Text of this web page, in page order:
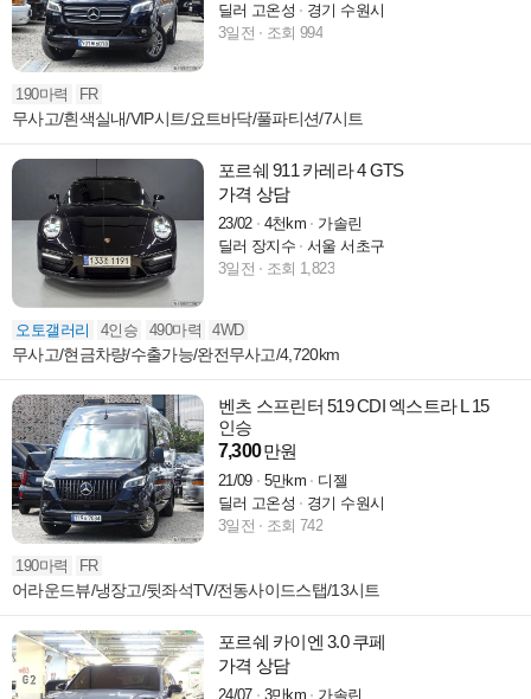
딜러 고온성
경기 수원시
3일전
조회 994
190마력 FR
무사고/흰색실내/VIP시트/요트바닥/풀파티션/7시트
포르쉐 911 카레라 4 GTS
가격 상담
23/02 4천km
가솔린
딜러 장지수
서울 서초구
3일전
조회 1,823
오토갤러리 4인승 490마력 4WD
무사고/현금차량/수출가능/완전무사고/4,720km
벤츠 스프린터 519 CDI 엑스트라 L 15
인승
7,300만원
21/09 5만km
디젤
딜러 고온성
경기 수원시
3일전
조회 742
190마력 FR
어라운드뷰/냉장고/뒷좌석TV/전동사이드스탭/13시트
포르쉐 카이엔 3.0 쿠페
가격 상담
24/07 3만km
가솔린